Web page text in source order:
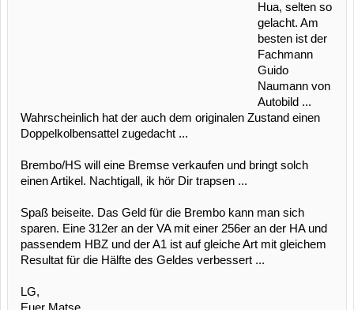
Hua, selten so
gelacht. Am
besten ist der
Fachmann
Guido
Naumann von
Autobild ...
Wahrscheinlich hat der auch dem originalen Zustand einen
Doppelkolbensattel zugedacht ...
Brembo/HS will eine Bremse verkaufen und bringt solch
einen Artikel. Nachtigall, ik hör Dir trapsen ...
Spaß beiseite. Das Geld für die Brembo kann man sich
sparen. Eine 312er an der VA mit einer 256er an der HA und
passendem HBZ und der A1 ist auf gleiche Art mit gleichem
Resultat für die Hälfte des Geldes verbessert ...
LG,